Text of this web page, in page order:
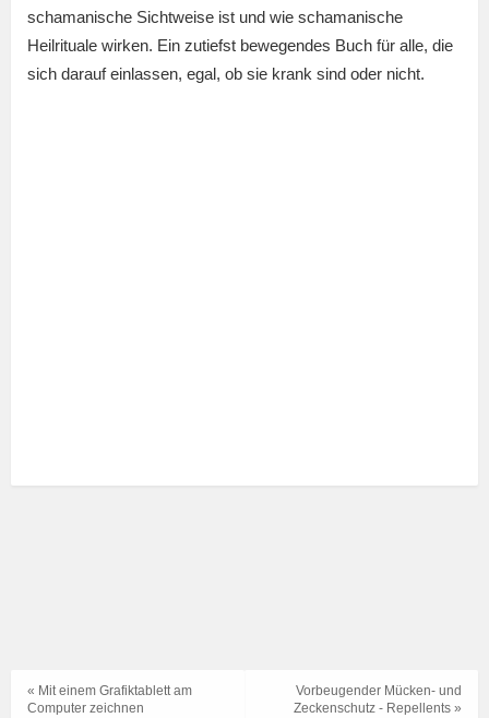
schamanische Sichtweise ist und wie schamanische
Heilrituale wirken. Ein zutiefst bewegendes Buch für alle, die
sich darauf einlassen, egal, ob sie krank sind oder nicht.
Vorbeugender Mücken- und
Zeckenschutz - Repellents »
« Mit einem Grafiktablett am
Computer zeichnen